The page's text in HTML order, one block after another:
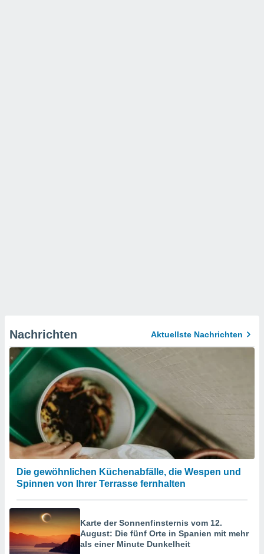
Nachrichten Aktuellste Nachrichten
Die gewöhnlichen Küchenabfälle, die Wespen und
Spinnen von Ihrer Terrasse fernhalten
Karte der Sonnenfinsternis vom 12.
August: Die fünf Orte in Spanien mit mehr
als einer Minute Dunkelheit